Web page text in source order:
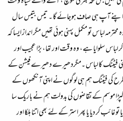
اپنے آپ ہی صاف ہوجائے گا ۔ تیس بتیس سال
لباس تو مکمل پہنی ہوئی تھیں مگر انداز ایسا کہ
سلوایا ہے، وہ وقت اور تھا، بڑا عجیب اور
اتنی فیٹنگ کا لباس ۔مگردھیرے دھیرے فیشن کے
کی فیٹنگ ہم ہی لوگوں نے اپنی آنکھوں کے
موسم کے تقاضوں کی بدولت ہم نے باریک سا
غائب کر دیا یا پھر استر کے لئے بھی اتنا ہلکا اور